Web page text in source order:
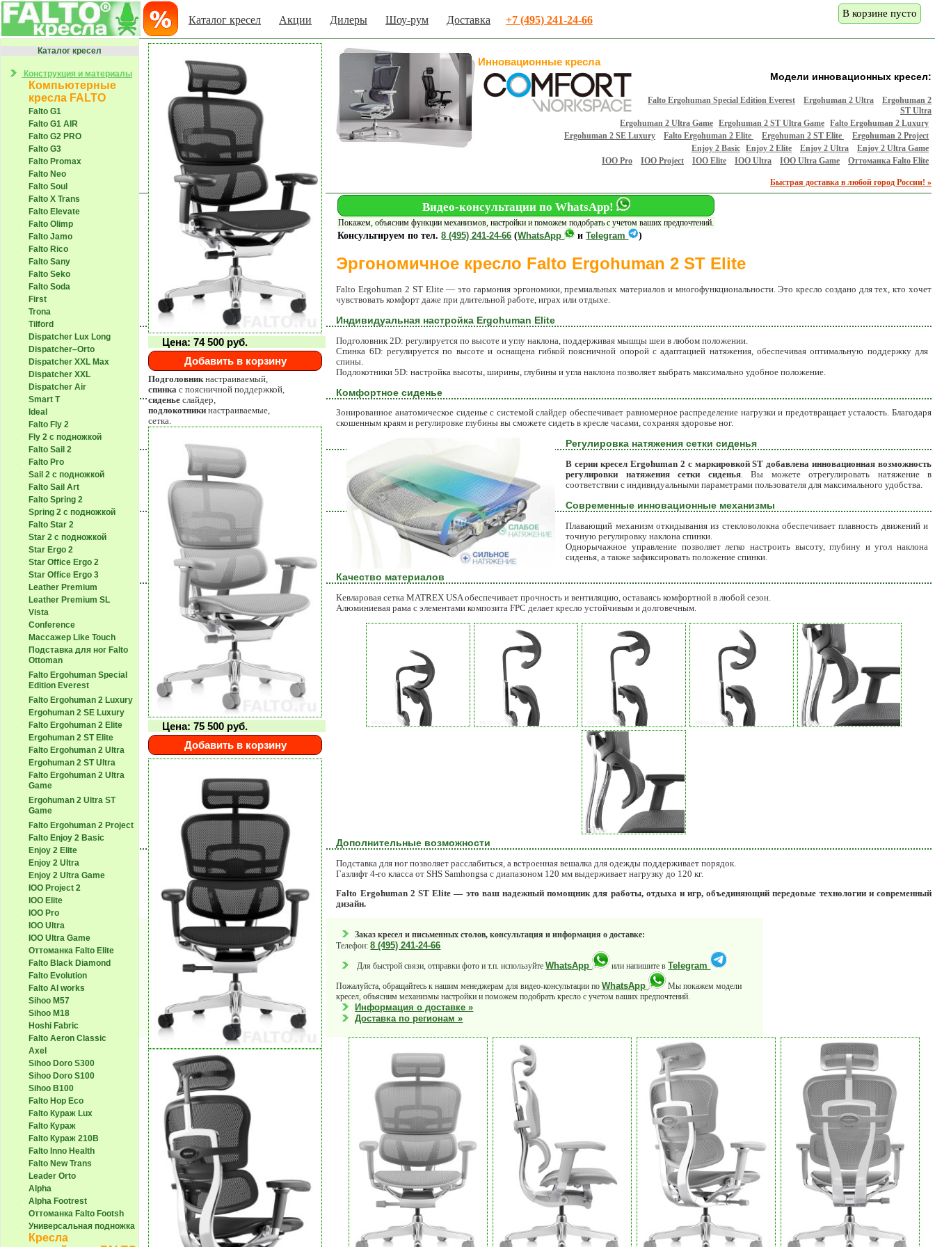
Каталог кресел Акции Дилеры Шоу-рум Доставка +7 (495) 241-24-66
В корзине пусто
Каталог кресел
Конструкция и материалы
Компьютерные
кресла FALTO
Falto G1
Falto G1 AIR
Falto G2 PRO
Falto G3
Falto Promax
Falto Neo
Falto Soul
Falto X Trans
Falto Elevate
Falto Olimp
Falto Jamo
Falto Rico
Falto Sany
Falto Seko
Falto Soda
First
Trona
Tilford
Dispatcher Lux Long
Dispatcher–Orto
Dispatcher XXL Max
Dispatcher XXL
Dispatcher Air
Smart T
Ideal
Falto Fly 2
Fly 2 с подножкой
Falto Sail 2
Falto Pro
Sail 2 с подножкой
Falto Sail Art
Falto Spring 2
Spring 2 с подножкой
Falto Star 2
Star 2 с подножкой
Star Ergo 2
Star Office Ergo 2
Star Office Ergo 3
Leather Premium
Leather Premium SL
Vista
Conference
Массажер Like Touch
Подставка для ног Falto
Ottoman
Falto Ergohuman Special
Edition Everest
Falto Ergohuman 2 Luxury
Ergohuman 2 SE Luxury
Falto Ergohuman 2 Elite
Ergohuman 2 ST Elite
Falto Ergohuman 2 Ultra
Ergohuman 2 ST Ultra
Falto Ergohuman 2 Ultra
Game
Ergohuman 2 Ultra ST
Game
Falto Ergohuman 2 Project
Falto Enjoy 2 Basic
Enjoy 2 Elite
Enjoy 2 Ultra
Enjoy 2 Ultra Game
IOO Project 2
IOO Elite
IOO Pro
IOO Ultra
IOO Ultra Game
Оттоманка Falto Elite
Falto Black Diamond
Falto Evolution
Falto AI works
Sihoo M57
Sihoo M18
Hoshi Fabric
Falto Aeron Classic
Axel
Sihoo Doro S300
Sihoo Doro S100
Sihoo B100
Falto Hop Eco
Falto Кураж Lux
Falto Кураж
Falto Кураж 210B
Falto Inno Health
Falto New Trans
Leader Orto
Alpha
Alpha Footrest
Оттоманка Falto Footsh
Универсальная подножка
Кресла
Цена:74 500 руб.
Добавить в корзину
Подголовникнастраиваемый,
спинка с поясничной поддержкой,
сиденье слайдер,
подлокотники настраиваемые,
сетка.
Цена:75 500 руб.
Добавить в корзину
Инновационные кресла
Модели инновационных кресел:
Falto Ergohuman Special Edition Everest Ergohuman 2 Ultra
Ergohuman 2
ST Ultra
Ergohuman 2 Ultra Game Ergohuman 2 ST Ultra Game Falto Ergohuman 2 Luxury
Ergohuman 2 SE Luxury
Falto Ergohuman 2 Elite Ergohuman 2 ST Elite
Ergohuman 2 Project
Enjoy 2 Basic Enjoy 2 Elite Enjoy 2 Ultra
Enjoy 2 Ultra Game
IOO Pro
IOO Project IOO Elite IOO Ultra IOO Ultra Game Оттоманка Falto Elite
Быстрая доставка в любой город России! »
Видео-консультации по WhatsApp!
Покажем, объясним функции механизмов, настройки и поможем подобрать с учетом ваших предпочтений.
Консультируем по тел.8 (495) 241-24-66 (WhatsApp иTelegram )
Эргономичное кресло Falto Ergohuman 2 ST Elite
Falto Ergohuman 2 ST Elite — это гармония эргономики, премиальных материалов и многофункциональности. Это кресло создано для тех, кто хочет
чувствовать комфорт даже при длительной работе, играх или отдыхе.
Индивидуальная настройка Ergohuman Elite
Подголовник 2D: регулируется по высоте и углу наклона, поддерживая мышцы шеи в любом положении.
Спинка 6D: регулируется по высоте и оснащена гибкой поясничной опорой с адаптацией натяжения, обеспечивая оптимальную поддержку для
спины.
Подлокотники 5D: настройка высоты, ширины, глубины и угла наклона позволяет выбрать максимально удобное положение.
Комфортное сиденье
Зонированное анатомическое сиденье с системой слайдер обеспечивает равномерное распределение нагрузки и предотвращает усталость. Благодаря
скошенным краям и регулировке глубины вы сможете сидеть в кресле часами, сохраняя здоровье ног.
Регулировка натяжения сетки сиденья
В серии кресел Ergohuman 2 с маркировкой ST добавлена инновационная возможность
регулировки натяжения сетки сиденья. Вы можете отрегулировать натяжение в
соответствии с индивидуальными параметрами пользователя для максимального удобства.
Современные инновационные механизмы
Плавающий механизм откидывания из стекловолокна обеспечивает плавность движений и
точную регулировку наклона спинки.
Однорычажное управление позволяет легко настроить высоту, глубину и угол наклона
сиденья, а также зафиксировать положение спинки.
Качество материалов
Кевларовая сетка MATREX USA обеспечивает прочность и вентиляцию, оставаясь комфортной в любой сезон.
Алюминиевая рама с элементами композита FPC делает кресло устойчивым и долговечным.
Дополнительные возможности
Подставка для ног позволяет расслабиться, а встроенная вешалка для одежды поддерживает порядок.
Газлифт 4-го класса от SHS Samhongsa с диапазоном 120 мм выдерживает нагрузку до 120 кг.
Falto Ergohuman 2 ST Elite — это ваш надежный помощник для работы, отдыха и игр, объединяющий передовые технологии и современный
дизайн.
Заказ кресел и письменных столов, консультация и информация о доставке:
Телефон:8 (495) 241-24-66
Для быстрой связи, отправки фото и т.п. используйтеWhatsApp или напишите вTelegram
Пожалуйста, обращайтесь к нашим менеджерам для видео-консультации поWhatsApp
Мы покажем модели
кресел, объясним механизмы настройки и поможем подобрать кресло с учетом ваших предпочтений.
Информация о доставке »
Доставка по регионам »